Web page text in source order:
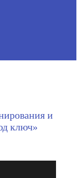
и
ключ»